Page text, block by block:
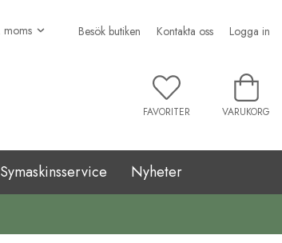
Besök butiken Kontakta oss Logga in
FAVORITER VARUKORG
Symaskinsservice Nyheter